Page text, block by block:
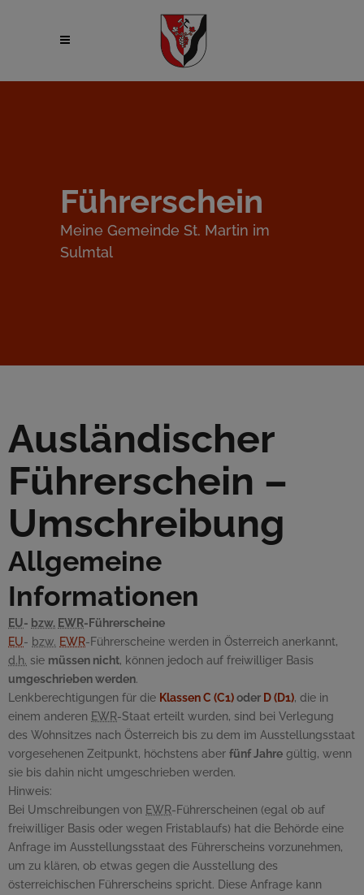
Führerschein
Meine Gemeinde St. Martin im
Sulmtal
Ausländischer
Führerschein –
Umschreibung
Allgemeine
Informationen
EU- bzw. EWR-Führerscheine
EU- bzw. EWR-Führerscheine werden in Österreich anerkannt,
d.h. sie müssen nicht, können jedoch auf freiwilliger Basis
umgeschrieben werden.
Lenkberechtigungen für die Klassen C (C1)oder D (D1), die in
einem anderen EWR-Staat erteilt wurden, sind bei Verlegung
des Wohnsitzes nach Österreich bis zu dem im Ausstellungsstaat
vorgesehenen Zeitpunkt, höchstens aber fünf Jahre gültig, wenn
sie bis dahin nicht umgeschrieben werden.
Hinweis:
Bei Umschreibungen von EWR-Führerscheinen (egal ob auf
freiwilliger Basis oder wegen Fristablaufs) hat die Behörde eine
Anfrage im Ausstellungsstaat des Führerscheins vorzunehmen,
um zu klären, ob etwas gegen die Ausstellung des
österreichischen Führerscheins spricht. Diese Anfrage kann